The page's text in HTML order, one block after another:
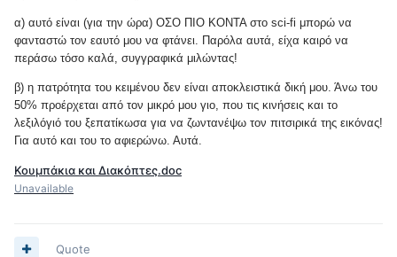
α) αυτό είναι (για την ώρα) ΟΣΟ ΠΙΟ ΚΟΝΤΑ στο sci-fi μπορώ να
φανταστώ τον εαυτό μου να φτάνει. Παρόλα αυτά, είχα καιρό να
περάσω τόσο καλά, συγγραφικά μιλώντας!
β) η πατρότητα του κειμένου δεν είναι αποκλειστικά δική μου. Άνω του
50% προέρχεται από τον μικρό μου γιο, που τις κινήσεις και το
λεξιλόγιό του ξεπατίκωσα για να ζωντανέψω τον πιτσιρικά της εικόνας!
Για αυτό και του το αφιερώνω. Αυτά.
Κουμπάκια και Διακόπτες.doc
Unavailable
Quote